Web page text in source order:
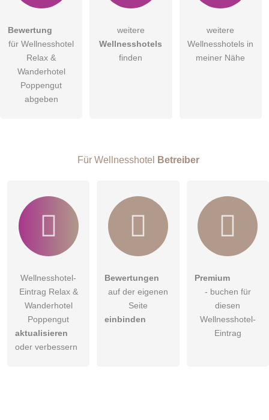
DieDatenschutzerklärunghabe ich zur Kenntnis genommen.
öffentliche Frage stellen
Hinweis:Bitte beachten Sie, öffentliche Fragen sind
Bewertung
für Wellnesshotel
Relax &
Wanderhotel
Poppengut
abgeben
weitere
Wellnesshotels
finden
weitere
Wellnesshotels in
meiner Nähe
Für Wellnesshotel Betreiber
Wellnesshotel-
Eintrag Relax &
Wanderhotel
Poppengut
aktualisieren
oder verbessern
Bewertungen
auf der eigenen
Seite
einbinden
Premium
- buchen für
diesen
Wellnesshotel-
Eintrag